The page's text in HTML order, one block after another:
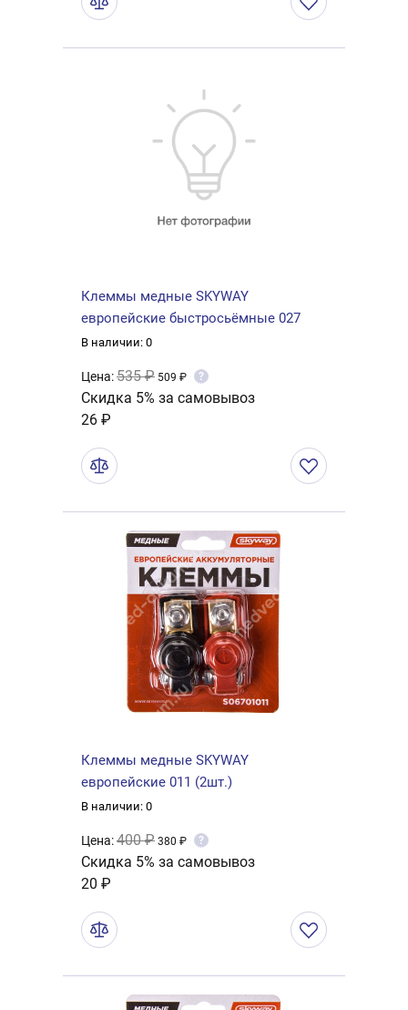
Клеммы медные SKYWAY
европейские быстросьёмные 027
В наличии: 0
Цена:535 ₽ 509 ₽ ?
Скидка 5% за самовывоз
26 ₽
Клеммы медные SKYWAY
европейские 011 (2шт.)
В наличии: 0
Цена:400 ₽ 380 ₽ ?
Скидка 5% за самовывоз
20 ₽